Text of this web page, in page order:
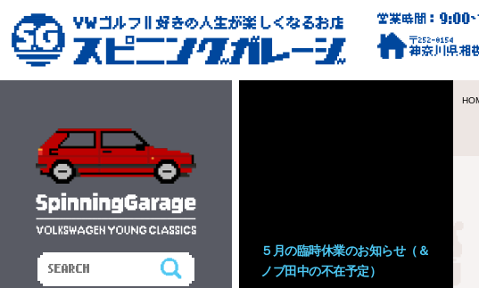
営業時間：9:00~
〒252-0154
神奈川県相
５月の臨時休業のお知らせ（＆
ノブ田中の不在予定）